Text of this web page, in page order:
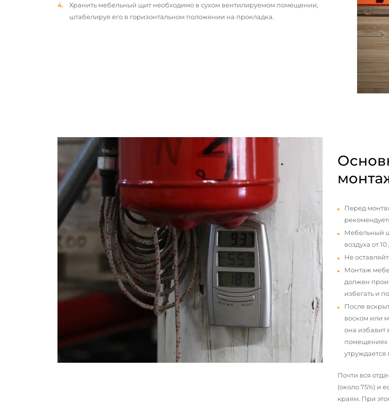
Хранить мебельный щит необходимо в сухом вентилируемом помещении,
штабелируя его в горизонтальном положении на прокладка.
Перед
Мебельный
воздуха от
Не
Монтаж
должен
избегать и
После
воском или
она избавит
помещениях
Почти вся
(около 75%) и
краям. При